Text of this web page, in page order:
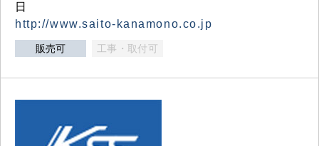
日
http://www.saito-kanamono.co.jp
販売可 工事・取付可